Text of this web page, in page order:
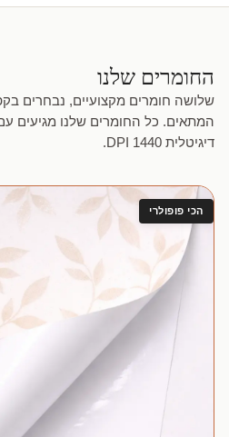
החומרים שלנו
שלושה חומרים מקצועיים, נבחרים
המתאים. כל החומרים שלנו מגיעים
דיגיטלית 1440 DPI.
הכי פופולרי